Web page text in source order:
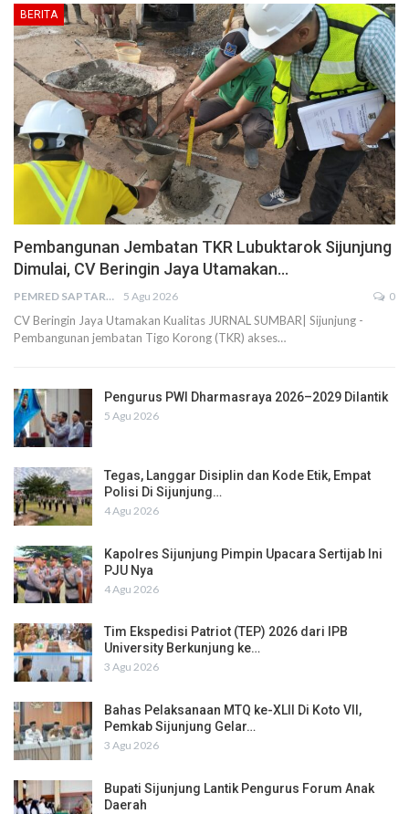
BERITA
Pembangunan Jembatan TKR Lubuktarok Sijunjung
Dimulai, CV Beringin Jaya Utamakan…
PEMRED SAPTARIUS 5 Agu 2026 0
CV Beringin Jaya Utamakan Kualitas JURNAL SUMBAR| Sijunjung -
Pembangunan jembatan Tigo Korong (TKR) akses…
Pengurus PWI Dharmasraya 2026–2029 Dilantik
5 Agu 2026
Tegas, Langgar Disiplin dan Kode Etik, Empat
Polisi Di Sijunjung…
4 Agu 2026
Kapolres Sijunjung Pimpin Upacara Sertijab Ini
PJU Nya
4 Agu 2026
Tim Ekspedisi Patriot (TEP) 2026 dari IPB
University Berkunjung ke…
3 Agu 2026
Bahas Pelaksanaan MTQ ke-XLII Di Koto VII,
Pemkab Sijunjung Gelar…
3 Agu 2026
Bupati Sijunjung Lantik Pengurus Forum Anak
Daerah